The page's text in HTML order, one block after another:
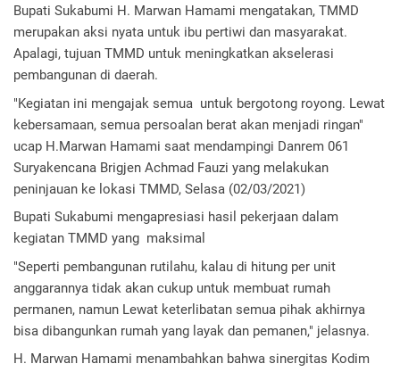
Bupati Sukabumi H. Marwan Hamami mengatakan, TMMD
merupakan aksi nyata untuk ibu pertiwi dan masyarakat.
Apalagi, tujuan TMMD untuk meningkatkan akselerasi
pembangunan di daerah.
"Kegiatan ini mengajak semua  untuk bergotong royong. Lewat
kebersamaan, semua persoalan berat akan menjadi ringan"
ucap H.Marwan Hamami saat mendampingi Danrem 061
Suryakencana Brigjen Achmad Fauzi yang melakukan
peninjauan ke lokasi TMMD, Selasa (02/03/2021)
Bupati Sukabumi mengapresiasi hasil pekerjaan dalam
kegiatan TMMD yang  maksimal
"Seperti pembangunan rutilahu, kalau di hitung per unit
anggarannya tidak akan cukup untuk membuat rumah
permanen, namun Lewat keterlibatan semua pihak akhirnya
bisa dibangunkan rumah yang layak dan pemanen," jelasnya.
H. Marwan Hamami menambahkan bahwa sinergitas Kodim